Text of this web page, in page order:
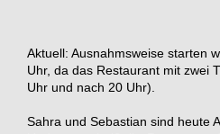
Aktuell: Ausnahmsweise starten
Uhr, da das Restaurant mit zwei
Uhr und nach 20 Uhr).
Sahra und Sebastian sind heute